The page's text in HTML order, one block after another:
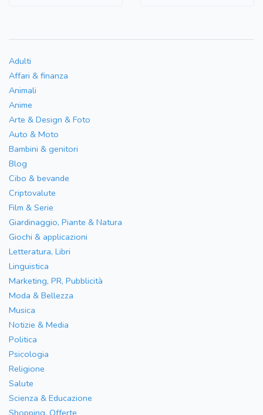
Adulti
Affari & finanza
Animali
Anime
Arte & Design & Foto
Auto & Moto
Bambini & genitori
Blog
Cibo & bevande
Criptovalute
Film & Serie
Giardinaggio, Piante & Natura
Giochi & applicazioni
Letteratura, Libri
Linguistica
Marketing, PR, Pubblicità
Moda & Bellezza
Musica
Notizie & Media
Politica
Psicologia
Religione
Salute
Scienza & Educazione